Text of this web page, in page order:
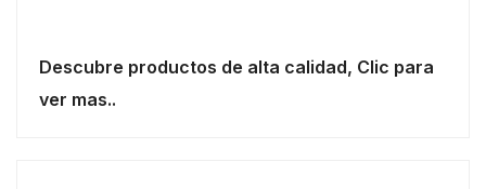
Descubre productos de alta calidad, Clic para
ver mas..